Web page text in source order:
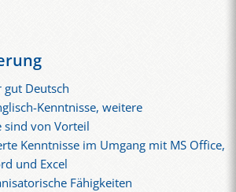
gut Deutsch
Kenntnisse, weitere
sind von Vorteil
Kenntnisse im Umgang mit MS Office,
und Excel
Fähigkeiten